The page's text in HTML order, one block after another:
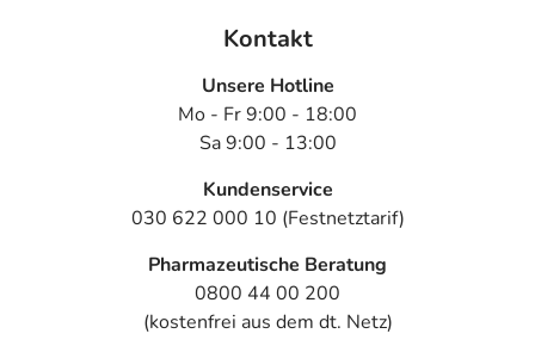
Kontakt
Unsere Hotline
Mo - Fr 9:00 - 18:00
Sa 9:00 - 13:00
Kundenservice
030 622 000 10 (Festnetztarif)
Pharmazeutische Beratung
0800 44 00 200
(kostenfrei aus dem dt. Netz)